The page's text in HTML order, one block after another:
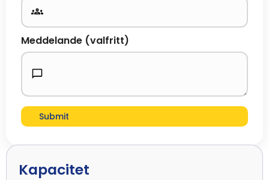
Meddelande (valfritt)
Submit
Kapacitet